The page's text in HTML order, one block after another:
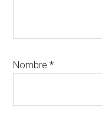
Nombre*